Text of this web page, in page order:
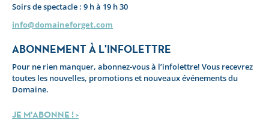
Soirs de spectacle : 9 h à 19 h 30
info@domaineforget.com
ABONNEMENT À L'INFOLETTRE
Pour ne rien manquer, abonnez-vous à l’infolettre! Vous recevrez
toutes les nouvelles, promotions et nouveaux événements du
Domaine.
JE M'ABONNE ! >